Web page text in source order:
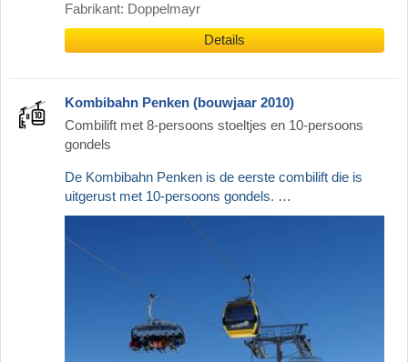
Fabrikant: Doppelmayr
Details
Kombibahn Penken (bouwjaar 2010)
Combilift met 8-persoons stoeltjes en 10-persoons
gondels
De Kombibahn Penken is de eerste combilift die is
uitgerust met 10-persoons gondels. …